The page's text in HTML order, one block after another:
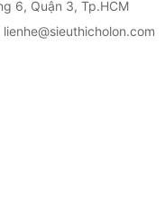
6, Quận 3, Tp.HCM
lienhe@sieuthicholon.com